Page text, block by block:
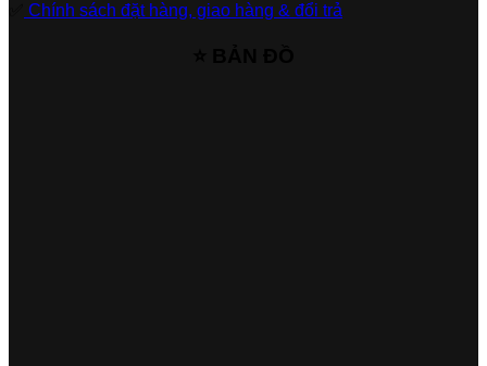
Chính sách đặt hàng, giao hàng & đổi trả